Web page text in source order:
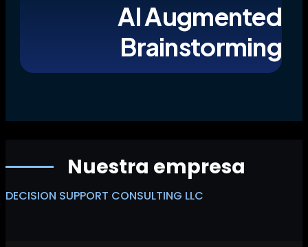
AI Augmented
Brainstorming
Nuestra empresa
DECISION SUPPORT CONSULTING LLC